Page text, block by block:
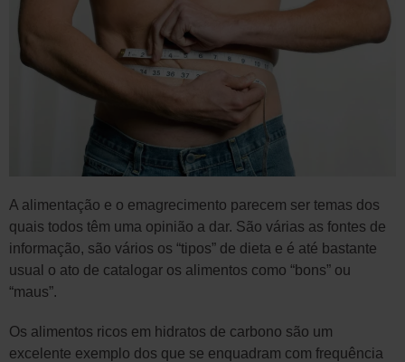
A alimentação e o emagrecimento parecem ser temas dos
quais todos têm uma opinião a dar. São várias as fontes de
informação, são vários os “tipos” de dieta e é até bastante
usual o ato de catalogar os alimentos como “bons” ou
“maus”.
Os alimentos ricos em hidratos de carbono são um
excelente exemplo dos que se enquadram com frequência